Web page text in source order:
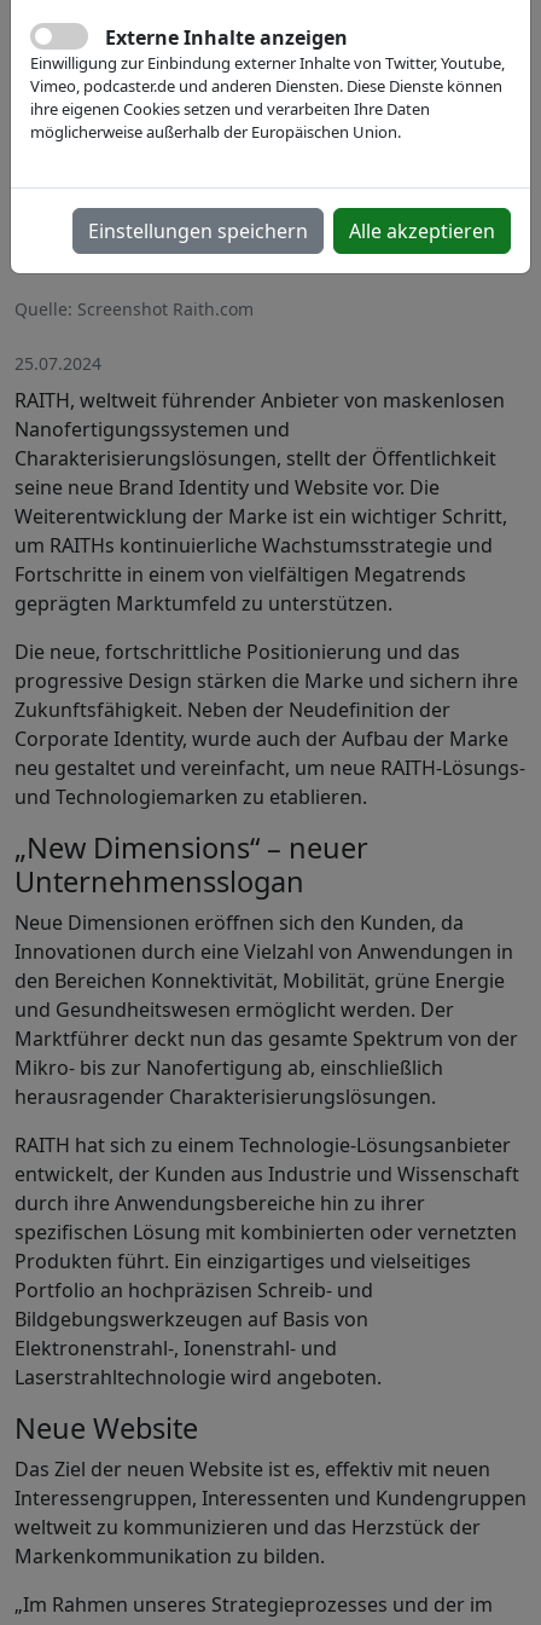
Quelle: Screenshot Raith.com
25.07.2024
RAITH, weltweit führender Anbieter von maskenlosen
Nanofertigungssystemen und
Charakterisierungslösungen, stellt der Öffentlichkeit
seine neue Brand Identity und Website vor. Die
Weiterentwicklung der Marke ist ein wichtiger Schritt,
um RAITHs kontinuierliche Wachstumsstrategie und
Fortschritte in einem von vielfältigen Megatrends
geprägten Marktumfeld zu unterstützen.
Die neue, fortschrittliche Positionierung und das
progressive Design stärken die Marke und sichern ihre
Zukunftsfähigkeit. Neben der Neudefinition der
Corporate Identity, wurde auch der Aufbau der Marke
neu gestaltet und vereinfacht, um neue RAITH-Lösungs-
und Technologiemarken zu etablieren.
„New Dimensions“ – neuer
Unternehmensslogan
Neue Dimensionen eröffnen sich den Kunden, da
Innovationen durch eine Vielzahl von Anwendungen in
den Bereichen Konnektivität, Mobilität, grüne Energie
und Gesundheitswesen ermöglicht werden. Der
Marktführer deckt nun das gesamte Spektrum von der
Mikro- bis zur Nanofertigung ab, einschließlich
herausragender Charakterisierungslösungen.
RAITH hat sich zu einem Technologie-Lösungsanbieter
entwickelt, der Kunden aus Industrie und Wissenschaft
durch ihre Anwendungsbereiche hin zu ihrer
spezifischen Lösung mit kombinierten oder vernetzten
Produkten führt. Ein einzigartiges und vielseitiges
Portfolio an hochpräzisen Schreib- und
Bildgebungswerkzeugen auf Basis von
Elektronenstrahl-, Ionenstrahl- und
Laserstrahltechnologie wird angeboten.
Neue Website
Das Ziel der neuen Website ist es, effektiv mit neuen
Interessengruppen, Interessenten und Kundengruppen
weltweit zu kommunizieren und das Herzstück der
Markenkommunikation zu bilden.
„Im Rahmen unseres Strategieprozesses und der im
Externe Inhalte anzeigen
Einwilligung zur Einbindung externer Inhalte von Twitter, Youtube,
Vimeo, podcaster.de und anderen Diensten. Diese Dienste können
ihre eigenen Cookies setzen und verarbeiten Ihre Daten
möglicherweise außerhalb der Europäischen Union.
Einstellungen speichern Alle akzeptieren